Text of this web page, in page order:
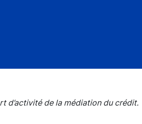
d’activité de la médiation du crédit.